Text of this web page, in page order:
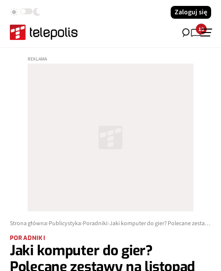
Zaloguj się
13
Strona główna Publicystyka Poradniki Jaki komputer do gier? Polecane zestawy na listopad 2021
PORADNIKI
Jaki komputer do gier?
Polecane zestawy na listopad